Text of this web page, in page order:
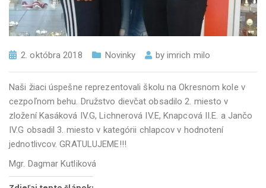
2. októbra 2018 Novinky by imrich milo
Naši žiaci úspešne reprezentovali školu na Okresnom kole v
cezpoľnom behu. Družstvo dievčat obsadilo 2. miesto v
zložení Kasáková IV.G, Lichnerová IV.E, Knapcová II.E. a Jančo
IV.G obsadil 3. miesto v kategórii chlapcov v hodnotení
jednotlivcov. GRATULUJEME!!!
Mgr. Dagmar Kutliková